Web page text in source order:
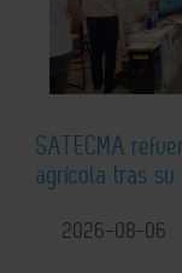
SATECMA
agrícola tras su
2026-08-06